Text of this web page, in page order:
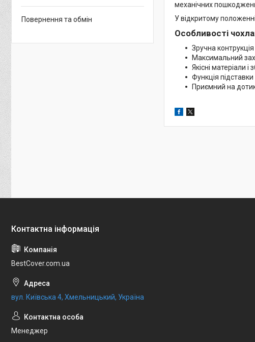
механічних
У відкритому
Особливості
Зручна контрукція
Максимальний
Якісні матеріали і
Функція підставки
Приємний на
Повернення та обмін
BestCover.com.ua
вул. Київська 4, Хмельницький, Україна
Менеджер